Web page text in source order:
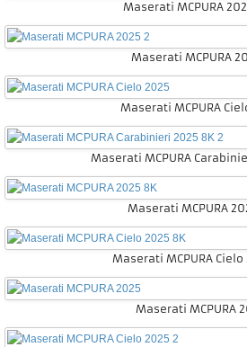
Maserati MCPURA
Maserati MCPURA
Maserati MCPURA
Maserati MCPURA
Maserati MCPURA
Maserati MCPURA Cielo
Maserati MCPURA